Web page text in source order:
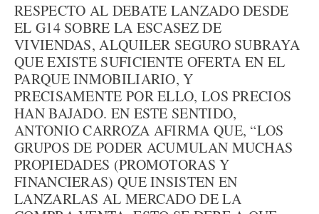
RESPECTO AL DEBATE LANZADO DESDE
EL G14 SOBRE LA ESCASEZ DE
VIVIENDAS, ALQUILER SEGURO SUBRAYA
QUE EXISTE SUFICIENTE OFERTA EN EL
PARQUE INMOBILIARIO, Y
PRECISAMENTE POR ELLO, LOS PRECIOS
HAN BAJADO. EN ESTE SENTIDO,
ANTONIO CARROZA AFIRMA QUE, “LOS
GRUPOS DE PODER ACUMULAN MUCHAS
PROPIEDADES (PROMOTORAS Y
FINANCIERAS) QUE INSISTEN EN
LANZARLAS AL MERCADO DE LA